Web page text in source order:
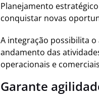
Planejamento
conquistar novas
A integração possibilita
andamento das
operacionais e
Garante